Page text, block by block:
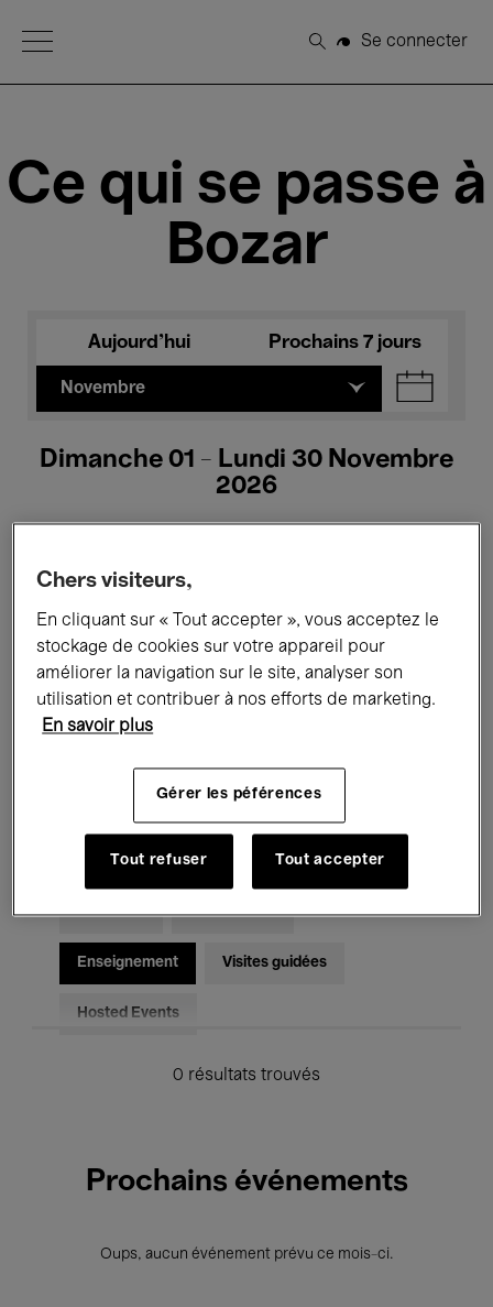
Open Menu
Rechercher
Se connecter
Ce qui se passe à
Bozar
Aujourd'hui Prochains 7 jours
Novembre
Dimanche 01 - Lundi 30 Novembre
2026
Tous les événements Concerts
Expositions Films Performances
Rencontres & Débats
Musique classique Global Music
Musique électronique
Pour tous Kids’ Palace
Enseignement Visites guidées
Hosted Events
0 résultats trouvés
Prochains événements
Oups, aucun événement prévu ce mois-ci.
Chers visiteurs,
En cliquant sur « Tout accepter », vous acceptez le
stockage de cookies sur votre appareil pour
améliorer la navigation sur le site, analyser son
utilisation et contribuer à nos efforts de marketing.
En savoir plus
Gérer les péférences
Tout refuser Tout accepter